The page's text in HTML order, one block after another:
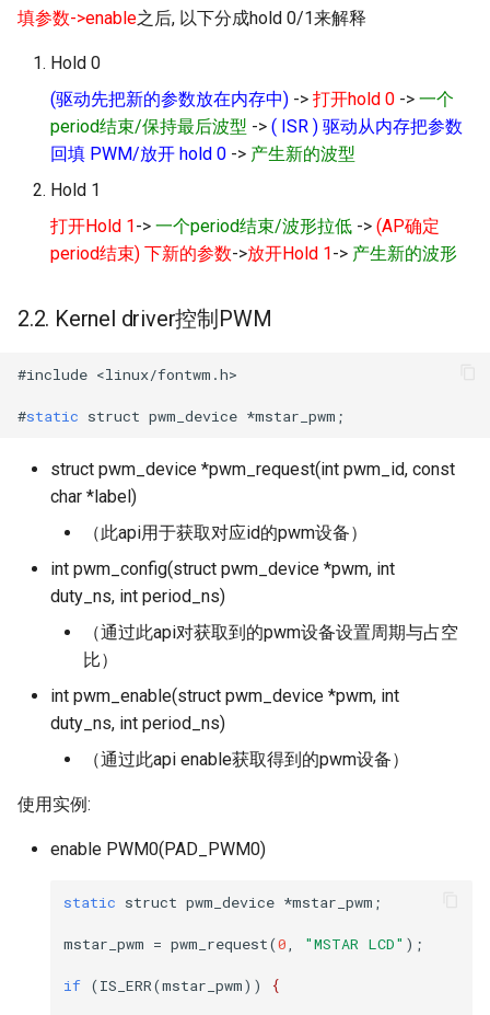
填参数->enable之后, 以下分成hold 0/1来解释
Hold 0
(驱动先把新的参数放在内存中) -> 打开hold 0 -> 一个
period结束/保持最后波型 -> ( ISR ) 驱动从内存把参数
回填 PWM/放开 hold 0 -> 产生新的波型
Hold 1
打开Hold 1-> 一个period结束/波形拉低 -> (AP确定
period结束) 下新的参数->放开Hold 1-> 产生新的波形
2.2. Kernel driver控制PWM
#include <linux/fontwm .h>
#static struct pwm_device *mstar_pwm ;
struct pwm_device *pwm_request(int pwm_id, const
char *label)
（此api用于获取对应id的pwm设备）
int pwm_config(struct pwm_device *pwm, int
duty_ns, int period_ns)
（通过此api对获取到的pwm设备设置周期与占空
比）
int pwm_enable(struct pwm_device *pwm, int
duty_ns, int period_ns)
（通过此api enable获取得到的pwm设备）
使用实例:
enable PWM0(PAD_PWM0)
static struct pwm_device *mstar_pwm ;
mstar_pwm = pwm_request(0, "MSTAR LCD" );
if (IS_ERR(mstar_pwm)) {